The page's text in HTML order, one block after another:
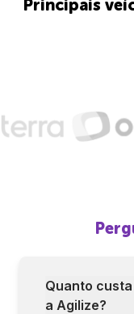
Principais
Quanto
a Agilize?